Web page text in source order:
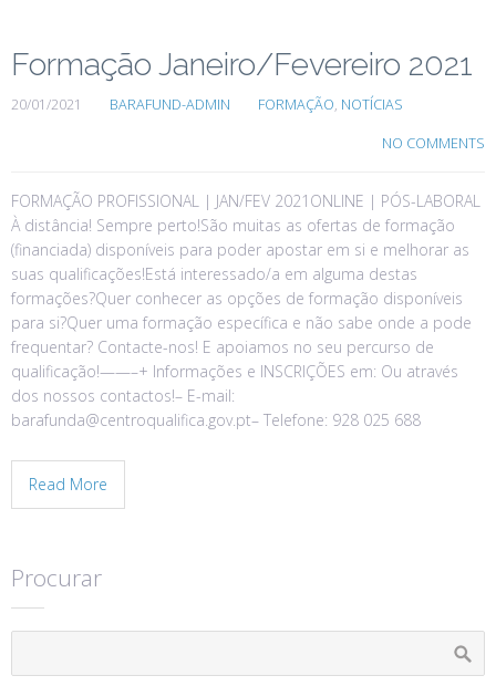
Formação Janeiro/Fevereiro 2021
20/01/2021 BARAFUND-ADMIN FORMAÇÃO, NOTÍCIAS
NO COMMENTS
FORMAÇÃO PROFISSIONAL | JAN/FEV 2021ONLINE | PÓS-LABORAL
À distância! Sempre perto!São muitas as ofertas de formação
(financiada) disponíveis para poder apostar em si e melhorar as
suas qualificações!Está interessado/a em alguma destas
formações?Quer conhecer as opções de formação disponíveis
para si?Quer uma formação específica e não sabe onde a pode
frequentar? Contacte-nos! E apoiamos no seu percurso de
qualificação!——–+ Informações e INSCRIÇÕES em: Ou através
dos nossos contactos!– E-mail:
barafunda@centroqualifica.gov.pt– Telefone: 928 025 688
Read More
Procurar